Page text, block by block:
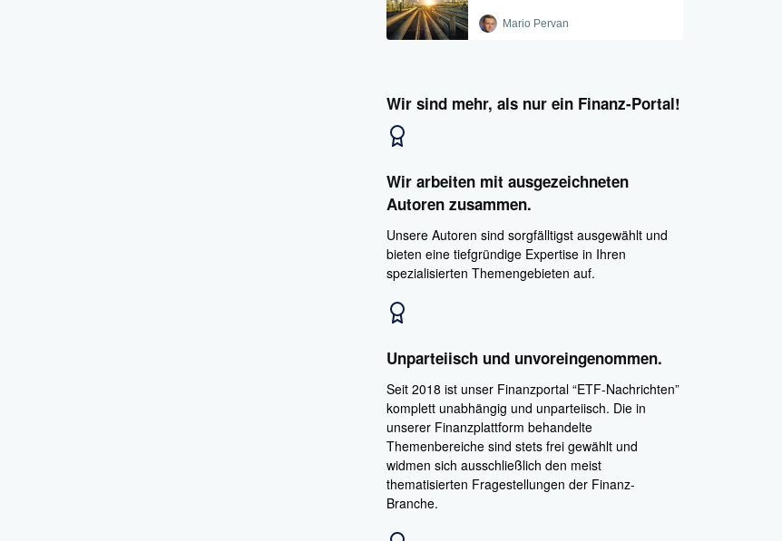
Mario Pervan
Wir sind mehr, als nur ein Finanz-Portal!
Wir arbeiten mit ausgezeichneten
Autoren zusammen.
Unsere Autoren sind sorgfälltigst ausgewählt und
bieten eine tiefgründige Expertise in Ihren
spezialisierten Themengebieten auf.
Unparteiisch und unvoreingenommen.
Seit 2018 ist unser Finanzportal “ETF-Nachrichten”
komplett unabhängig und unparteiisch. Die in
unserer Finanzplattform behandelte
Themenbereiche sind stets frei gewählt und
widmen sich ausschließlich den meist
thematisierten Fragestellungen der Finanz-
Branche.